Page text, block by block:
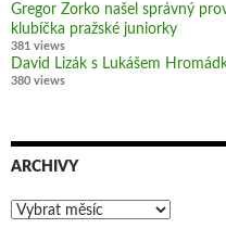
Gregor Zorko našel správný
klubíčka pražské juniorky
381 views
David Lizák s Lukášem
380 views
ARCHIVY
Archivy